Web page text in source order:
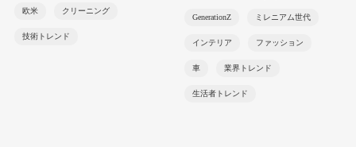
欧米 クリーニング
技術トレンド
GenerationZ ミレニアム世代
インテリア ファッション
車 業界トレンド
生活者トレンド